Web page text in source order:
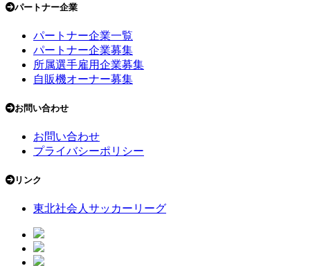
パートナー企業
パートナー企業一覧
パートナー企業募集
所属選手雇用企業募集
自販機オーナー募集
お問い合わせ
お問い合わせ
プライバシーポリシー
リンク
東北社会人サッカーリーグ